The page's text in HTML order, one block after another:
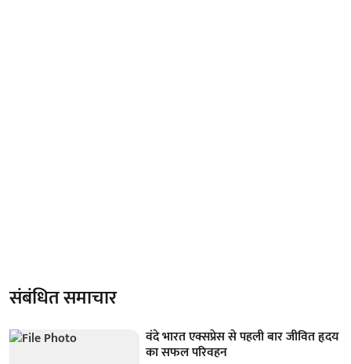
संबंधित समाचार
वंदे भारत एक्सप्रेस से पहली बार जीवित हृदय
का सफल परिवहन